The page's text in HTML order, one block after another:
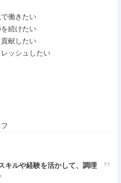
働きたい
続けたい
献したい
ッシュしたい
キルや経験を活かして、調理